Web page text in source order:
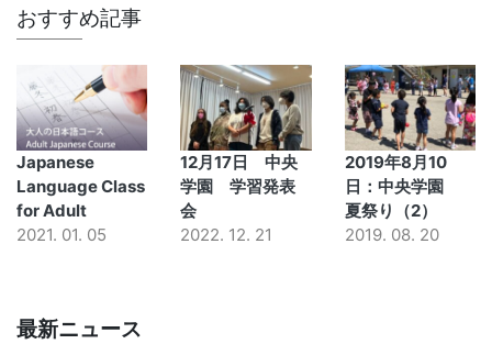
おすすめ記事
Japanese
Language Class
for Adult
2021. 01. 05
12月17日 中央
学園 学習発表
会
2022. 12. 21
2019年8月10
日：中央学園
夏祭り（2）
2019. 08. 20
最新ニュース